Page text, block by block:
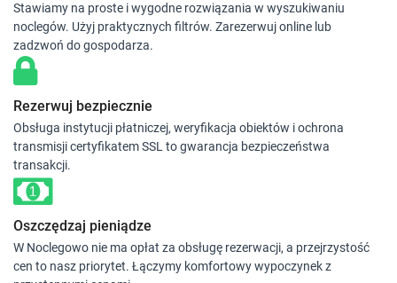
Stawiamy na proste i wygodne rozwiązania w wyszukiwaniu
noclegów. Użyj praktycznych filtrów. Zarezerwuj online lub
zadzwoń do gospodarza.
Rezerwuj bezpiecznie
Obsługa instytucji płatniczej, weryfikacja obiektów i ochrona
transmisji certyfikatem SSL to gwarancja bezpieczeństwa
transakcji.
Oszczędzaj pieniądze
W Noclegowo nie ma opłat za obsługę rezerwacji, a przejrzystość
cen to nasz priorytet. Łączymy komfortowy wypoczynek z